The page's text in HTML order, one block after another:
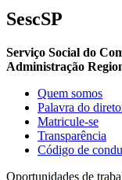
SescSP
Serviço Social do
Administração
Quem somos
Palavra do
Matricule-se
Transparência
Código de
Oportunidades de